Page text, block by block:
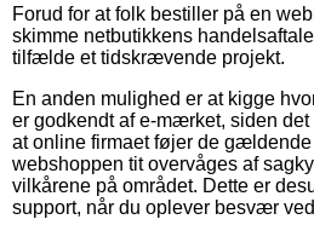
Forud for at folk bestiller på en
skimme netbutikkens
tilfælde et tidskrævende projekt.
En anden mulighed er at kigge
er godkendt af e-mærket, siden
at online firmaet føjer de
webshoppen tit overvåges af
vilkårene på området. Dette er
support, når du oplever besvær